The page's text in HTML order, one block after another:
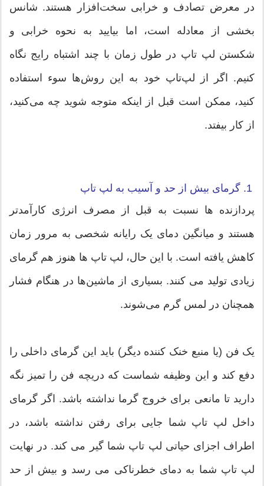
در معرض تصادف و خرابی سخت‌افزار هستند. شانس
بخشی از معادله است، اما بیایید به نحوه خرابی و
شکستن لپ تاپ در طول زمان با چند اشتباه رایج نگاه
کنیم. اگر از لپ‌تاپ خود به این روش‌ها سوء استفاده
کنید، ممکن است قبل از اینکه متوجه شوید چه می‌کنید،
از کار بیفتد.
1. گرمای بیش از حد و آسیب به لپ تاپ
پردازنده ها نسبت به قبل از مصرف انرژی کارآمدتر
هستند و میانگین دمای یک رایانه شخصی به مرور زمان
کاهش یافته است. با این حال، لپ تاپ ها هنوز هم گرمای
زیادی تولید می کنند. بسیاری از ماشین‌ها در هنگام فشار
همچنان در لمس گرم می‌شوند.
یک فن (یا منبع خنک کننده دیگر) باید این گرمای داخلی را
دفع کند و این وظیفه شماست که دریچه فن را تمیز نگه
دارید تا مانعی برای خروج گرما نداشته باشد. اگر گرمای
داخل لپ تاپ شما جایی برای رفتن نداشته باشد، در
اطراف اجزای حیاتی لپ تاپ شما گیر می کند. در نهایت
لپ تاپ شما به دمای خطرناکی می رسد و بیش از حد